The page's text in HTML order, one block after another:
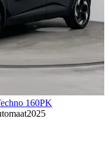
160PK
2025